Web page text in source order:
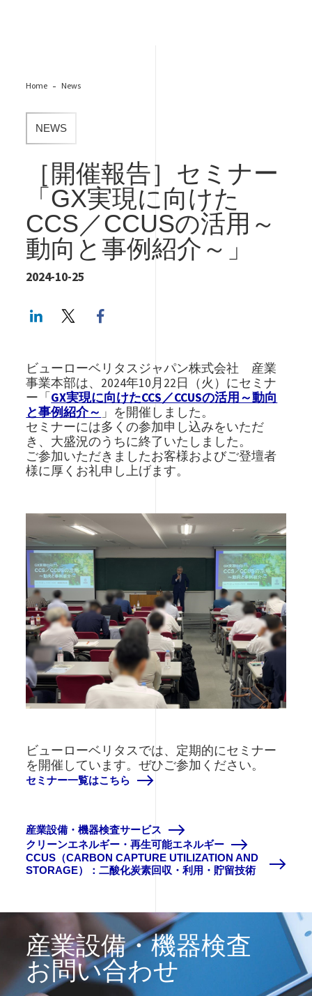
Home News
NEWS
［開催報告］セミナー
「GX実現に向けた
CCS／CCUSの活用～
動向と事例紹介～​」
2024-10-25
LinkedInTwitter
ビューローベリタスジャパン株式会社 産業
事業本部は、2024年10月22日（火）にセミナ
ー「GX実現に向けたCCS／CCUSの活用～動向
と事例紹介～​ 」を開催しました。
セミナーには多くの参加申し込みをいただ
き、大盛況のうちに終了いたしました。
ご参加いただきましたお客様およびご登壇者
様に厚くお礼申し上げます。
ビューローベリタスでは、定期的にセミナー
を開催しています。ぜひご参加ください。
セミナー一覧はこちら
産業設備・機器検査サービス
クリーンエネルギー・再生可能エネルギー
CCUS（CARBON CAPTURE UTILIZATION AND
STORAGE）：二酸化炭素回収・利用・貯留技術
産業設備・機器検査
お問い合わせ